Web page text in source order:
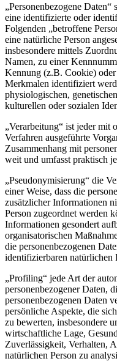
„Personenbezogene
eine identifizierte oder
Folgenden „betroffene
eine natürliche Person
insbesondere mittels
Namen, zu einer
Kennung (z.B. Cookie) oder
Merkmalen identifiziert
physiologischen,
kulturellen oder sozialen
„Verarbeitung“ ist jeder mit
Verfahren ausgeführte
Zusammenhang mit
weit und umfasst praktisch
„Pseudonymisierung“ die
einer Weise, dass die
zusätzlicher Informationen
Person zugeordnet werden
Informationen gesondert
organisatorischen
die personenbezogenen
identifizierbaren natürlichen
„Profiling“ jede Art der
personenbezogener Daten,
personenbezogenen Daten
persönliche Aspekte, die
zu bewerten, insbesondere
wirtschaftliche Lage,
Zuverlässigkeit, Verhalten,
natürlichen Person zu